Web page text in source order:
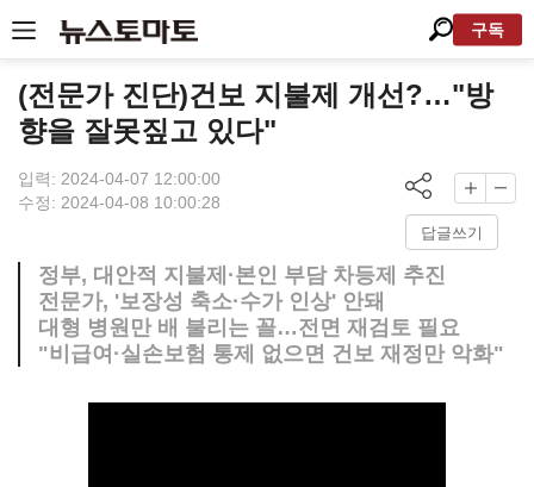
구독
(전문가 진단)건보 지불제 개선?…"방
향을 잘못짚고 있다"
입력: 2024-04-07 12:00:00
수정: 2024-04-08 10:00:28
답글쓰기
정부, 대안적 지불제·본인 부담 차등제 추진
전문가, '보장성 축소·수가 인상' 안돼
대형 병원만 배 불리는 꼴…전면 재검토 필요
"비급여·실손보험 통제 없으면 건보 재정만 악화"